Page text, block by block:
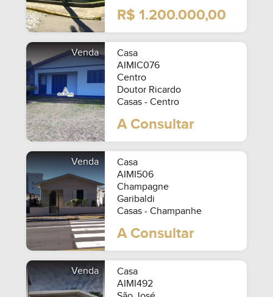
R$ 1.200.000,00
Venda
Casa
AIMIC076
Centro
Doutor Ricardo
Casas - Centro
A Consultar
Venda
Casa
AIMI506
Champagne
Garibaldi
Casas - Champanhe
A Consultar
Venda
Casa
AIMI492